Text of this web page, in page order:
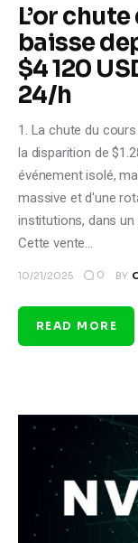
L’or
baisse
$4 120
24/h
1. La chute du
la disparition de
événement isolé,
massive et d'une
institutions, dans
Cette vente…
10/21/2025 0 BY
READ MORE